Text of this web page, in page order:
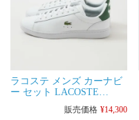
ラコステ メンズ カーナビ
ー セット LACOSTE
販売価格 ¥14,300